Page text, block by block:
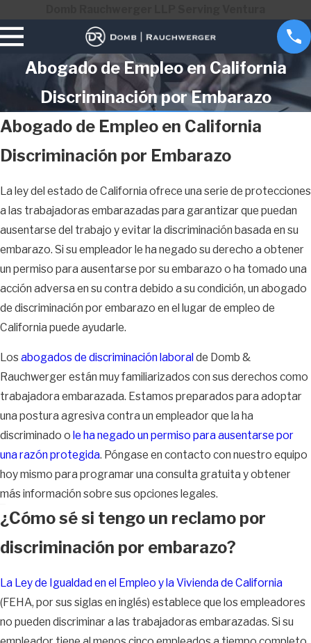
Abogado de Empleo en California
Discriminación por Embarazo
Abogado de Empleo en California
Discriminación por Embarazo
La ley del estado de California ofrece una serie de protecciones
a las trabajadoras embarazadas para garantizar que puedan
ausentarse del trabajo y evitar la discriminación basada en su
embarazo. Si su empleador le ha negado su derecho a obtener
un permiso para ausentarse por su embarazo o ha tomado una
acción adversa en su contra debido a su condición, un abogado
de discriminación por embarazo en el lugar de empleo de
California puede ayudarle.
Los abogados de discriminación laboral de Domb &
Rauchwerger están muy familiarizados con sus derechos como
trabajadora embarazada. Estamos preparados para adoptar
una postura agresiva contra un empleador que la ha
discriminado o le ha negado un permiso para ausentarse por
una razón protegida. Póngase en contacto con nuestro equipo
hoy mismo para programar una consulta gratuita y obtener
más información sobre sus opciones legales.
¿Cómo sé si tengo un reclamo por
discriminación por embarazo?
La Ley de Igualdad en el Empleo y la Vivienda de California
(FEHA, por sus siglas en inglés) establece que los empleadores
no pueden discriminar a las trabajadoras embarazadas. Si su